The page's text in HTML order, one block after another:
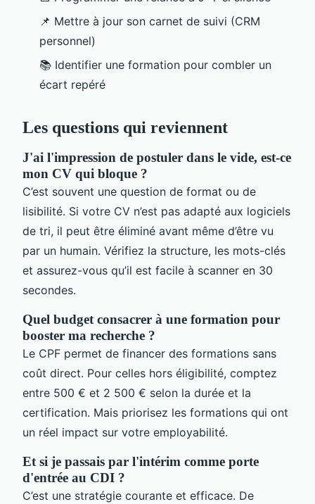
📌 Mettre à jour son carnet de suivi (CRM
personnel)
📚 Identifier une formation pour combler un
écart repéré
Les questions qui reviennent
J'ai l'impression de postuler dans le vide, est-ce
mon CV qui bloque ?
C’est souvent une question de format ou de
lisibilité. Si votre CV n’est pas adapté aux logiciels
de tri, il peut être éliminé avant même d’être vu
par un humain. Vérifiez la structure, les mots-clés
et assurez-vous qu’il est facile à scanner en 30
secondes.
Quel budget consacrer à une formation pour
booster ma recherche ?
Le CPF permet de financer des formations sans
coût direct. Pour celles hors éligibilité, comptez
entre 500 € et 2 500 € selon la durée et la
certification. Mais priorisez les formations qui ont
un réel impact sur votre employabilité.
Et si je passais par l'intérim comme porte
d'entrée au CDI ?
C’est une stratégie courante et efficace. De